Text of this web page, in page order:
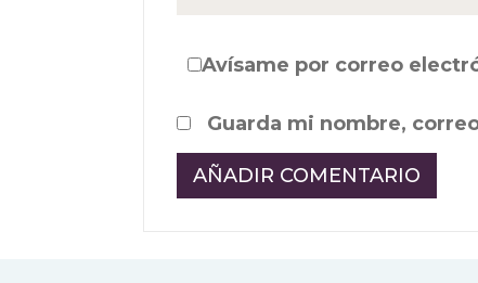
Avísame por correo
Guarda mi nombre,